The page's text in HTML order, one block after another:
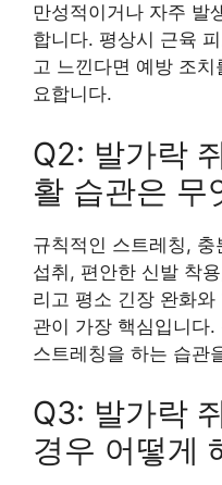
만성적이거나 자주 발
합니다. 평상시 근육
고 느낀다면 예방 조
요합니다.
Q2: 발가락
활 습관은 무
규칙적인 스트레칭,
섭취, 편안한 신발 착
리고 평소 긴장 완화
관이 가장 핵심입니다
스트레칭을 하는 습관
Q3: 발가락
경우 어떻게